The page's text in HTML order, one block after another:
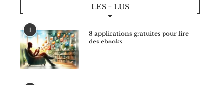
LES + LUS
1
8 applications gratuites pour lire
des ebooks